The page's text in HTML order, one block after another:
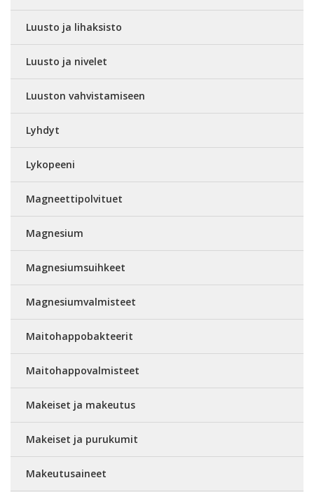
Luusto ja lihaksisto
Luusto ja nivelet
Luuston vahvistamiseen
Lyhdyt
Lykopeeni
Magneettipolvituet
Magnesium
Magnesiumsuihkeet
Magnesiumvalmisteet
Maitohappobakteerit
Maitohappovalmisteet
Makeiset ja makeutus
Makeiset ja purukumit
Makeutusaineet